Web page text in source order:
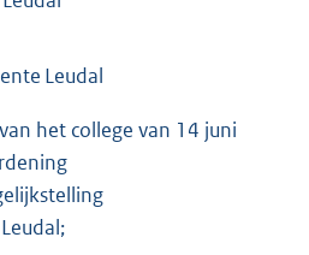
Leudal
het college van 14 juni